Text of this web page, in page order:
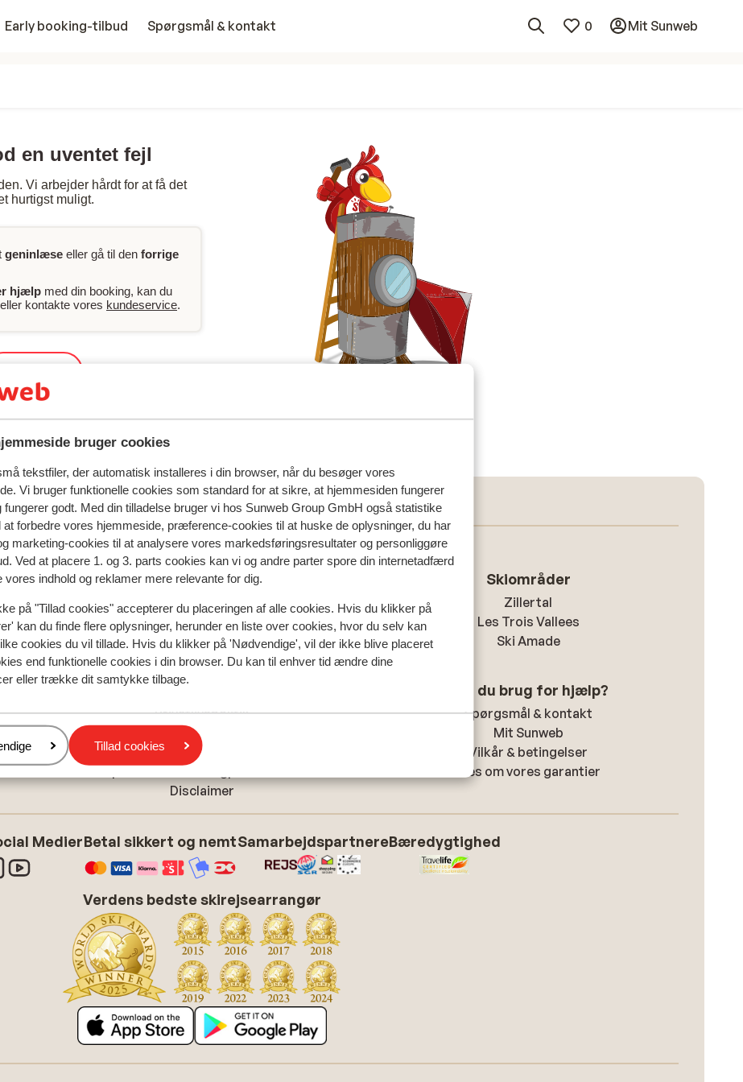
bruger cookies
tekstfiler, der automatisk installeres i din browser, når du besøger vores
Vi bruger funktionelle cookies som standard for at sikre, at hjemmesiden fungerer
fungerer godt. Med din tilladelse bruger vi hos Sunweb Group GmbH også statistike
at forbedre vores hjemmeside, præference-cookies til at huske de oplysninger, du har
marketing-cookies til at analysere vores markedsføringsresultater og personliggøre
Ved at placere 1. og 3. parts cookies kan vi og andre parter spore din internetadfærd
vores indhold og reklamer mere relevante for dig.
på "Tillad cookies" accepterer du placeringen af alle cookies. Hvis du klikker på
kan du finde flere oplysninger, herunder en liste over cookies, hvor du selv kan
cookies du vil tillade. Hvis du klikker på 'Nødvendige', vil der ikke blive placeret
end funktionelle cookies i din browser. Du kan til enhver tid ændre dine
eller trække dit samtykke tilbage.
Tillad cookies
Early booking-tilbud Spørgsmål & kontakt 0 Mit Sunweb
en uventet fejl
Vi arbejder hårdt for at få det
hurtigst muligt.
geninlæse eller gå til den forrige
hjælp med din booking, kan du
kontakte vores kundeservice.
A-ROSA Collection Straubinger Grand Hotel
Populære regioner
Val Thorens
Zell am See
Mayrhofen
Skiområder
Zillertal
Les Trois Vallees
Ski Amade
Privatlivspolitik & cookies
Privatlivspolitik
Cookieindstillinger
Cookiepolitik
Disclaimer
Har du brug for hjælp?
Spørgsmål & kontakt
Mit Sunweb
Vilkår & betingelser
Læs om vores garantier
MedierBetal sikkert og nemtSamarbejdspartnereBæredygtighed
Verdens bedste skirejsearrangør